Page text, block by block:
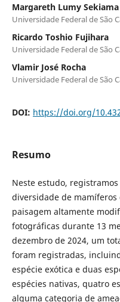
Margareth Lumy Sekiama
Universidade Federal de São
Ricardo Toshio Fujihara
Universidade Federal de São
Vlamir José Rocha
Universidade Federal de São
DOI: https://doi.org/
Resumo
Neste estudo,
diversidade de mamíferos
paisagem altamente
fotográficas durante 13
dezembro de 2024, um
foram registradas,
espécie exótica e duas
espécies nativas, quatro
alguma categoria de